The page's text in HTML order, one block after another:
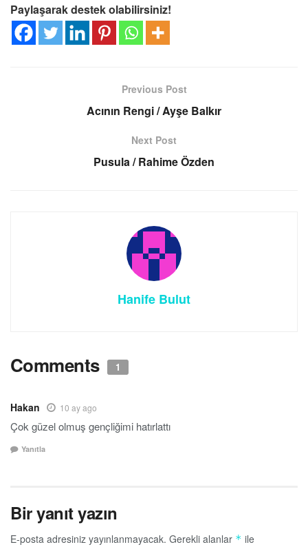
Paylaşarak destek olabilirsiniz!
Previous Post
Acının Rengi / Ayşe Balkır
Next Post
Pusula / Rahime Özden
Hanife Bulut
Comments 1
Hakan 10 ay ago
Çok güzel olmuş gençliğimi hatırlattı
Yanıtla
Bir yanıt yazın
E-posta adresiniz yayınlanmayacak. Gerekli alanlar * ile